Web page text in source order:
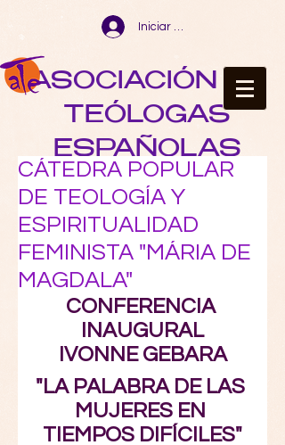
Iniciar sesión
ASOCIACIÓN DE
TEÓLOGAS
ESPAÑOLAS
CÁTEDRA POPULAR
DE TEOLOGÍA Y
ESPIRITUALIDAD
FEMINISTA "MÁRIA DE
MAGDALA"
CONFERENCIA
INAUGURAL
IVONNE GEBARA
"LA PALABRA DE LAS
MUJERES EN
TIEMPOS DIFÍCILES"